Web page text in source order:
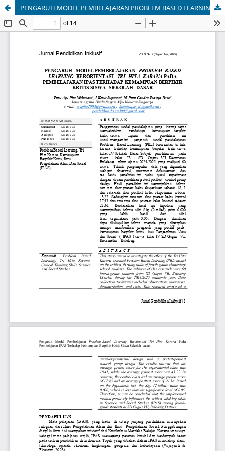
PENGARUH MODEL PEMBELAJARAN PROBLEM BASED LEARNING BERORIENTASI TRI HITA KARANA PADA PEMBELAJARAN IPAS TERHADAP KEMAMPUAN BERPIKIR KRITIS SISWA SEKOLAH DASAR